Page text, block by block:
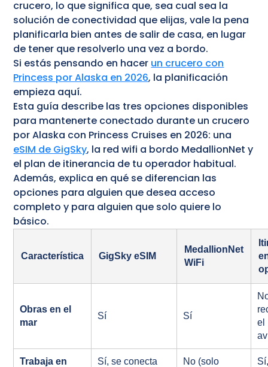
crucero, lo que significa que, sea cual sea la
solución de conectividad que elijas, vale la pena
planificarla bien antes de salir de casa, en lugar
de tener que resolverlo una vez a bordo.
Si estás pensando en hacer un crucero con
Princess por Alaska en 2026, la planificación
empieza aquí.
Esta guía describe las tres opciones disponibles
para mantenerte conectado durante un crucero
por Alaska con Princess Cruises en 2026: una
eSIM de GigSky, la red wifi a bordo MedallionNet y
el plan de itinerancia de tu operador habitual.
Además, explica en qué se diferencian las
opciones para alguien que desea acceso
completo y para alguien que solo quiere lo
básico.
Característica GigSky eSIM
MedallionNet
WiFi
Obras en el
mar
Sí Sí
el
Trabaja en
Sí, se conecta
No (solo